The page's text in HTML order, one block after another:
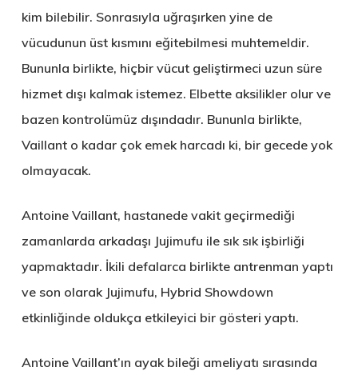
kim bilebilir. Sonrasıyla uğraşırken yine de
vücudunun üst kısmını eğitebilmesi muhtemeldir.
Bununla birlikte, hiçbir vücut geliştirmeci uzun süre
hizmet dışı kalmak istemez. Elbette aksilikler olur ve
bazen kontrolümüz dışındadır. Bununla birlikte,
Vaillant o kadar çok emek harcadı ki, bir gecede yok
olmayacak.
Antoine Vaillant, hastanede vakit geçirmediği
zamanlarda arkadaşı Jujimufu ile sık sık işbirliği
yapmaktadır. İkili defalarca birlikte antrenman yaptı
ve son olarak Jujimufu, Hybrid Showdown
etkinliğinde oldukça etkileyici bir gösteri yaptı.
Antoine Vaillant’ın ayak bileği ameliyatı sırasında